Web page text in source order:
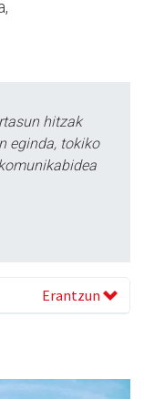
hitzak
eginda, tokiko
Erantzun